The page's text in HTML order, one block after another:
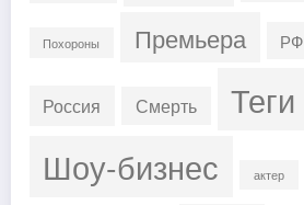
Похороны Премьера РФ
Россия Смерть Теги
Шоу-бизнес актер